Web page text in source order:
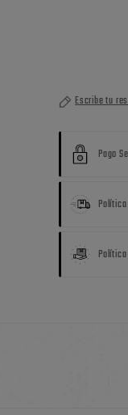
Escribe tu
Pago